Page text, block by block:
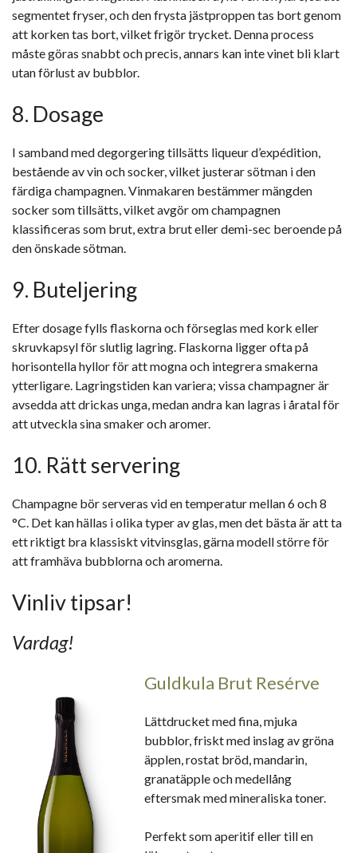
segmentet fryser, och den frysta jästproppen tas bort genom
att korken tas bort, vilket frigör trycket. Denna process
måste göras snabbt och precis, annars kan inte vinet bli klart
utan förlust av bubblor.
8. Dosage
I samband med degorgering tillsätts liqueur d’expédition,
bestående av vin och socker, vilket justerar sötman i den
färdiga champagnen. Vinmakaren bestämmer mängden
socker som tillsätts, vilket avgör om champagnen
klassificeras som brut, extra brut eller demi-sec beroende på
den önskade sötman.
9. Buteljering
Efter dosage fylls flaskorna och förseglas med kork eller
skruvkapsyl för slutlig lagring. Flaskorna ligger ofta på
horisontella hyllor för att mogna och integrera smakerna
ytterligare. Lagringstiden kan variera; vissa champagner är
avsedda att drickas unga, medan andra kan lagras i åratal för
att utveckla sina smaker och aromer.
10. Rätt servering
Champagne bör serveras vid en temperatur mellan 6 och 8
°C. Det kan hällas i olika typer av glas, men det bästa är att ta
ett riktigt bra klassiskt vitvinsglas, gärna modell större för
att framhäva bubblorna och aromerna.
Vinliv tipsar!
Vardag!
Guldkula Brut Resérve
Lättdrucket med fina, mjuka
bubblor, friskt med inslag av gröna
äpplen, rostat bröd, mandarin,
granatäpple och medellång
eftersmak med mineraliska toner.
Perfekt som aperitif eller till en